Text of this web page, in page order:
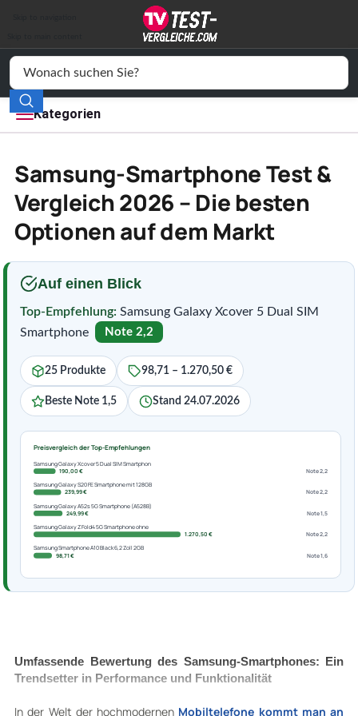
Kategorien
Elektronik
Freizeit
Wohnen
Service
Samsung-Smartphone Test &
Vergleich 2026 – Die besten
Optionen auf dem Markt
Auf einen Blick
Top-Empfehlung: Samsung Galaxy Xcover 5 Dual SIM
Smartphone
Note 2,2
25 Produkte 98,71 – 1.270,50 €
Beste Note 1,5 Stand 24.07.2026
Preisvergleich der Top-Empfehlungen
Samsung Galaxy Xcover 5 Dual SIM Smartphon
190,00 €
Note 2,2
Samsung Galaxy S20 FE Smartphone mit 128GB
239,99 €
Note 2,2
Samsung Galaxy A52s 5G Smartphone (A528B)
249,99 €
Note 1,5
Samsung Galaxy Z Fold4 5G Smartphone ohne
1.270,50 €
Note 2,2
Samsung Smartphone A10 Black 6,2 Zoll 2GB
98,71 €
Note 1,6
Umfassende Bewertung des Samsung-Smartphones: Ein
Trendsetter in Performance und Funktionalität
In der Welt der hochmodernen Mobiltelefone kommt man an